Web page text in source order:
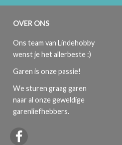
OVER ONS
Ons team van Lindehobby
wenst je het allerbeste :)
Garen is onze passie!
We sturen graag garen
naar al onze geweldige
garenliefhebbers.